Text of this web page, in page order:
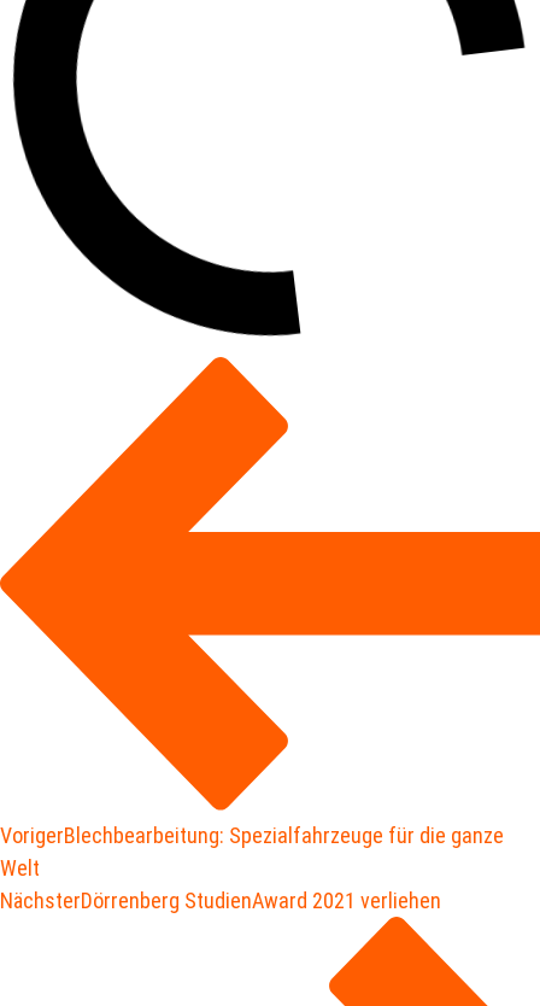
VorigerBlechbearbeitung: Spezialfahrzeuge für die ganze
Welt
NächsterDörrenberg StudienAward 2021 verliehen